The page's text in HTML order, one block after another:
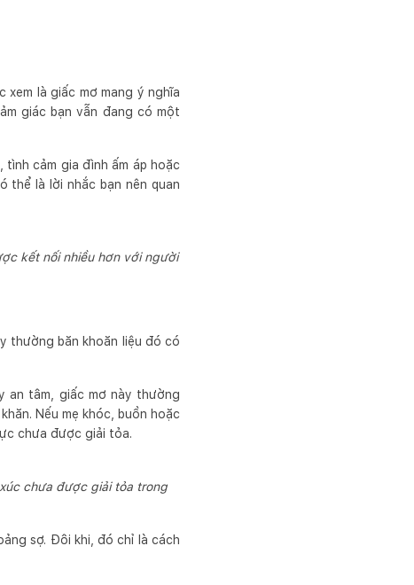
là giấc mơ mang ý nghĩa
giác bạn vẫn đang có một
cảm gia đình ấm áp hoặc
thể là lời nhắc bạn nên quan
kết nối nhiều hơn với người
thường băn khoăn liệu đó có
an tâm, giấc mơ này thường
Nếu mẹ khóc, buồn hoặc
chưa được giải tỏa.
chưa được giải tỏa trong
sợ. Đôi khi, đó chỉ là cách